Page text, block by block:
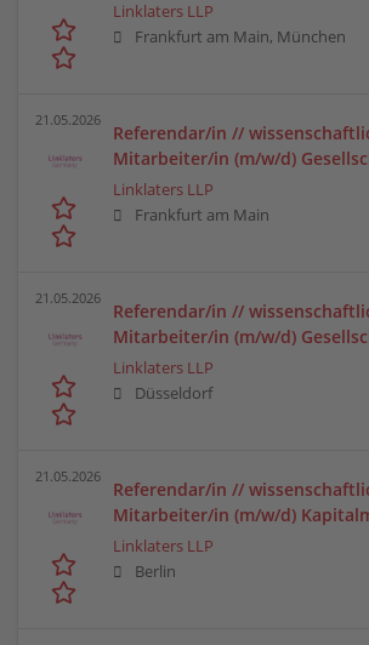
Linklaters LLP
Frankfurt am Main, München
21.05.2026
Referendar/in //
Mitarbeiter/in (m/w/d)
Linklaters LLP
Frankfurt am Main
21.05.2026
Referendar/in //
Mitarbeiter/in (m/w/d)
Linklaters LLP
Düsseldorf
21.05.2026
Referendar/in //
Mitarbeiter/in (m/w/d)
Linklaters LLP
Berlin